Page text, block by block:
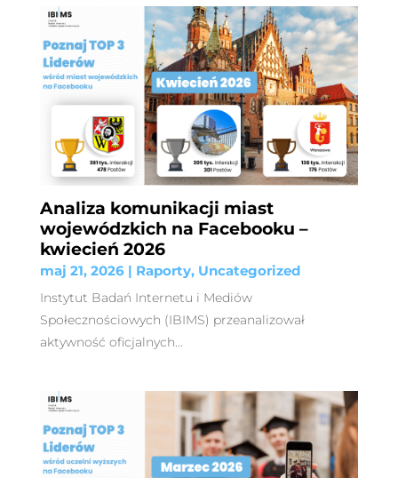
Analiza komunikacji miast
wojewódzkich na Facebooku –
kwiecień 2026
maj 21, 2026| Raporty, Uncategorized
Instytut Badań Internetu i Mediów
Społecznościowych (IBIMS) przeanalizował
aktywność oficjalnych...